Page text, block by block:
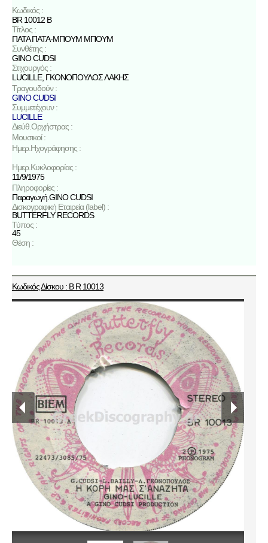
Κωδικός :
BR 10012 B
Τίτλος :
ΠΑΤΑ ΠΑΤΑ-ΜΠΟΥΜ ΜΠΟΥΜ
Συνθέτης :
GINO CUDSI
Στιχουργός :
LUCILLE, ΓΚΟΝΟΠΟΥΛΟΣ ΛΑΚΗΣ
Τραγουδούν :
GINO CUDSI
Συμμετέχουν :
LUCILLE
Διεύθ.Ορχήστρας :
Μουσικοί :
Ημερ.Ηχογράφησης :
Ημερ.Κυκλοφορίας :
11/9/1975
Πληροφορίες :
Παραγωγή.GINO CUDSI
Δισκογραφική Εταιρεία (label) :
BUTTERFLY RECORDS
Τύπος :
45
Θέση :
Κωδικός Δίσκου : B R 10013